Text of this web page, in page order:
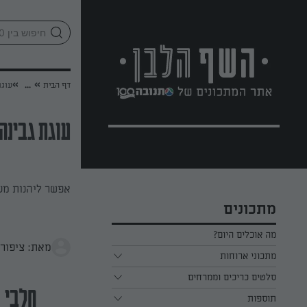
מתכונים
מה אוכלים היום?
מתכוני ארוחות
ארוחת בוקר
ארוחת צהריים
סלטים כריכים וממרחים
כל הסלטים כריכים וממרחים
תוספות
דף הבית »
...
»
עוגת
אפשר ליהנות
מאת:
חלבי